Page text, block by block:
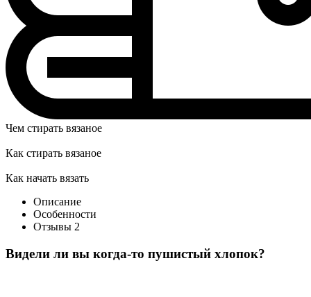
Чем стирать вязаное
Как стирать вязаное
Как начать вязать
Описание
Особенности
Отзывы 2
Видели ли вы когда-то пушистый хлопок?